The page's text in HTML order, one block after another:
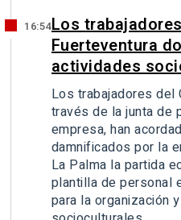
16:54Los
Fuerteventura
actividades
Los trabajadores del
través de la junta de
empresa, han
damnificados por la
La Palma la partida
plantilla de personal
para la organización